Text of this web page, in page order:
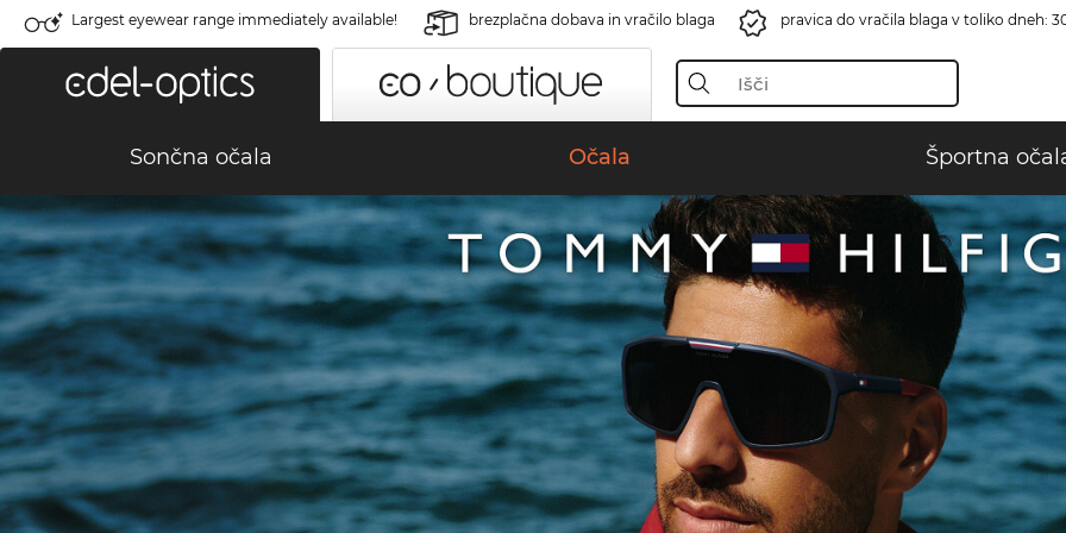
Largest eyewear range immediately available! brezplačna dobava in vračilo blaga pravica do vračila blaga v toliko dneh:
Sončna očala Očala Športna